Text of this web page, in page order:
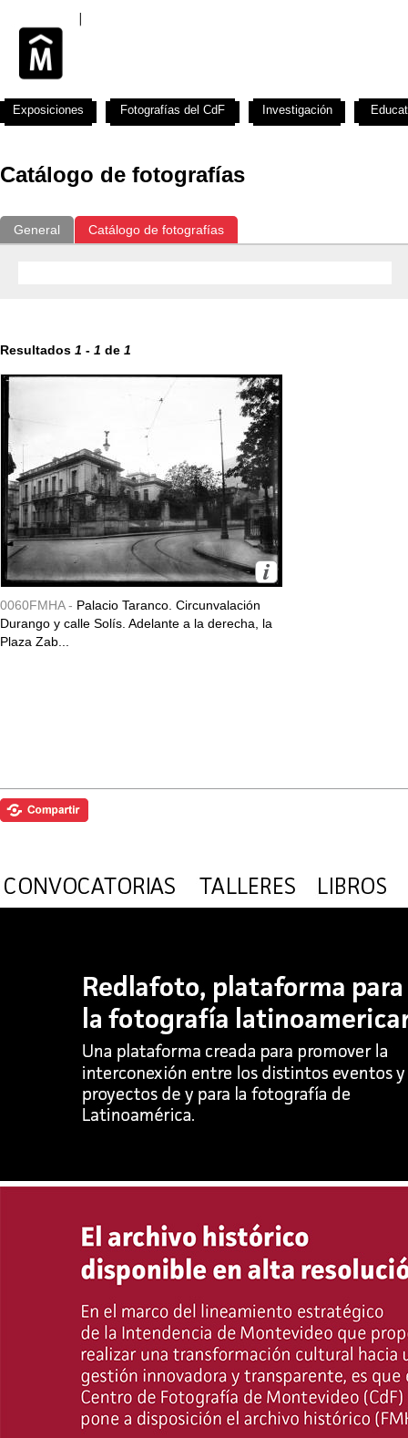
Catálogo de fotografías
General Catálogo de fotografías
Resultados 1 - 1 de 1
0060FMHA - Palacio Taranco. Circunvalación
Durango y calle Solís. Adelante a la derecha, la
Plaza Zab...
Exposiciones Fotografías del CdF Investigación